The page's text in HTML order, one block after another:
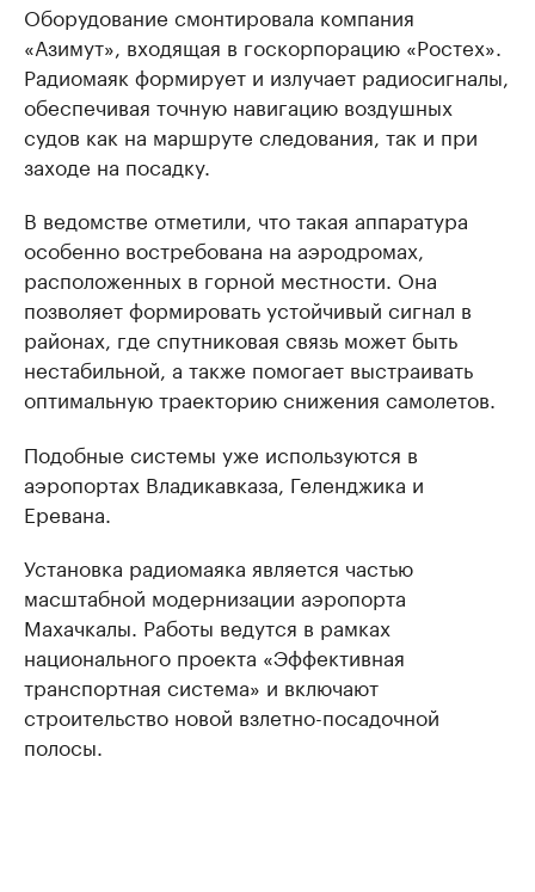
Оборудование смонтировала компания
«Азимут», входящая в госкорпорацию «Ростех».
Радиомаяк формирует и излучает радиосигналы,
обеспечивая точную навигацию воздушных
судов как на маршруте следования, так и при
заходе на посадку.
В ведомстве отметили, что такая аппаратура
особенно востребована на аэродромах,
расположенных в горной местности. Она
позволяет формировать устойчивый сигнал в
районах, где спутниковая связь может быть
нестабильной, а также помогает выстраивать
оптимальную траекторию снижения самолетов.
Подобные системы уже используются в
аэропортах Владикавказа, Геленджика и
Еревана.
Установка радиомаяка является частью
масштабной модернизации аэропорта
Махачкалы. Работы ведутся в рамках
национального проекта «Эффективная
транспортная система» и включают
строительство новой взлетно-посадочной
полосы.